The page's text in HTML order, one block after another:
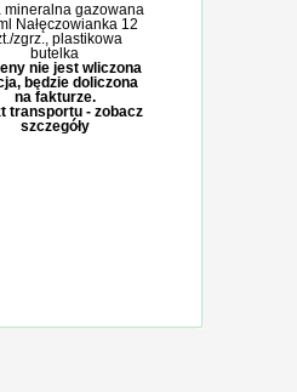
mineralna gazowana
Nałęczowianka 12
zgrz., plastikowa
butelka
nie jest wliczona
będzie doliczona
na fakturze.
transportu - zobacz
szczegóły